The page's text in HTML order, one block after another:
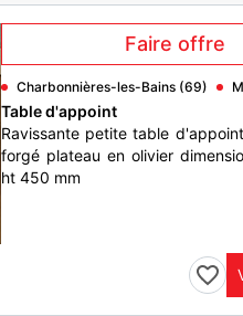
Faire offre
Charbonnières-les-Bains (69)
Table d'appoint
Ravissante petite table
forgé plateau en olivier
ht 450 mm